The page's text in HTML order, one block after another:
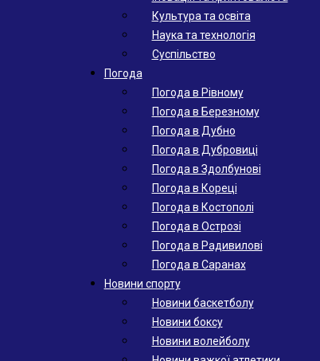
Культура та освіта
Наука та технологія
Суспільство
Погода
Погода в Рівному
Погода в Березному
Погода в Дубно
Погода в Дубровиці
Погода в Здолбунові
Погода в Кореці
Погода в Костополі
Погода в Острозі
Погода в Радивилові
Погода в Саранах
Новини спорту
Новини баскетболу
Новини боксу
Новини волейболу